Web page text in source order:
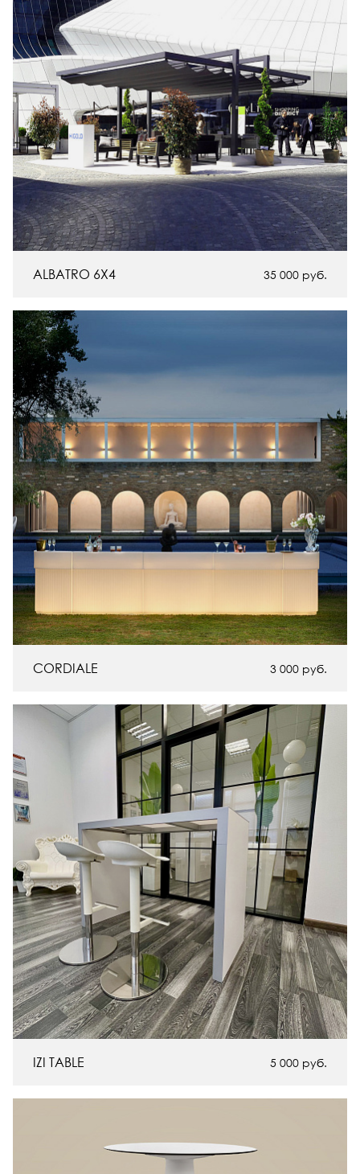
35 000 руб.
ALBATRO 6Х4
3 000 руб.
CORDIALE
5 000 руб.
IZI TABLE